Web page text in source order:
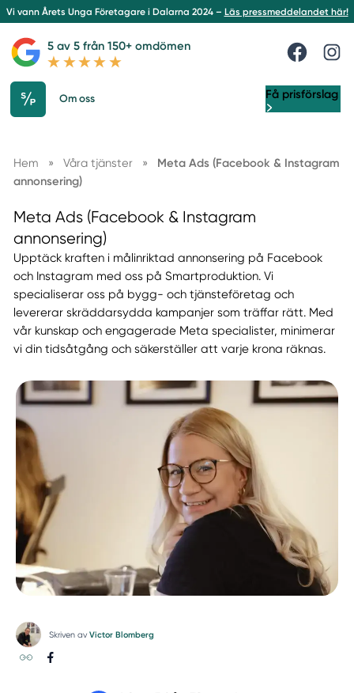
Vi vann Årets Unga Företagare i Dalarna 2024 – Läs pressmeddelandet här!
5 av 5 från 150+ omdömen
Om oss Få prisförslag
Hem » Våra tjänster »
Meta Ads (Facebook & Instagram
annonsering)
Meta Ads (Facebook & Instagram
annonsering)
Upptäck kraften i målinriktad annonsering på Facebook
och Instagram med oss på Smartproduktion. Vi
specialiserar oss på bygg- och tjänsteföretag och
levererar skräddarsydda kampanjer som träffar rätt. Med
vår kunskap och engagerade Meta specialister, minimerar
vi din tidsåtgång och säkerställer att varje krona räknas.
Skriven avVictor Blomberg